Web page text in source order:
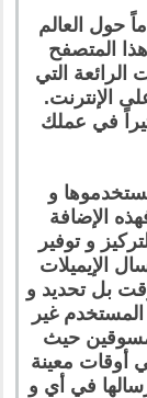
حول العالم
المتصفح
الرائعة التي
الإنترنت.
في عملك
و
الإضافة
و توفير
الإيميلات
بل تحديد و
غير
حيث
أوقات معينة
في أي و